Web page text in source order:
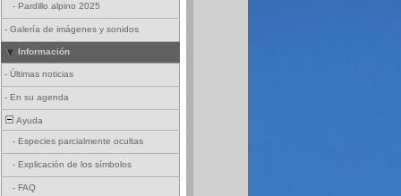
- Pardillo alpino 2025
- Galería de imágenes y sonidos
Información
- Últimas noticias
- En su agenda
Ayuda
- Especies parcialmente ocultas
- Explicación de los símbolos
- FAQ